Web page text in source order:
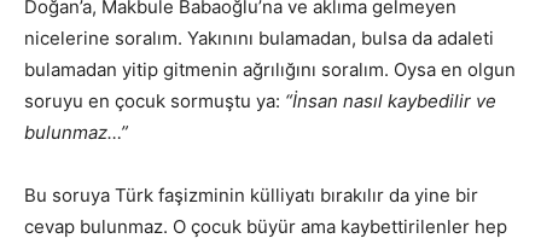
Doğan’a, Makbule Babaoğlu’na ve aklıma gelmeyen
nicelerine soralım. Yakınını bulamadan, bulsa da adaleti
bulamadan yitip gitmenin ağrılığını soralım. Oysa en olgun
soruyu en çocuk sormuştu ya: “İnsan nasıl kaybedilir ve
bulunmaz…”
Bu soruya Türk faşizminin külliyatı bırakılır da yine bir
cevap bulunmaz. O çocuk büyür ama kaybettirilenler hep